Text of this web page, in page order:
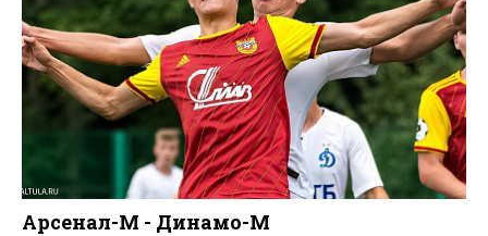
Арсенал-М - Динамо-М